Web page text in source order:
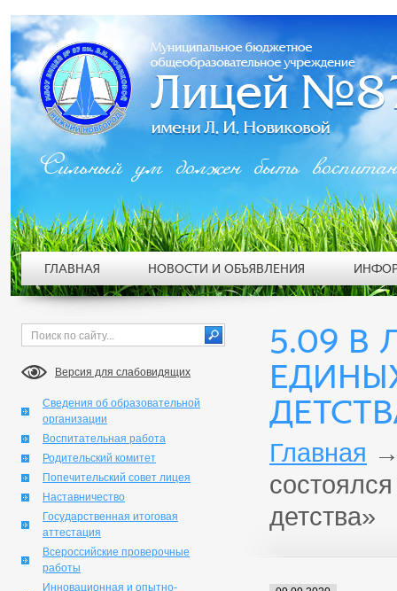
Версия для слабовидящих
Сведения об образовательной
организации
Воспитательная работа
Родительский комитет
Попечительский совет лицея
Наставничество
Государственная итоговая
аттестация
Всероссийские проверочные
работы
Инновационная и опытно-
5.09 В
Главная
детства»
Сильный ум должен быть
ГЛАВНАЯ НОВОСТИ И ОБЪЯВЛЕНИЯ